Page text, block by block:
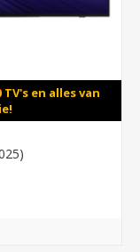
en alles van